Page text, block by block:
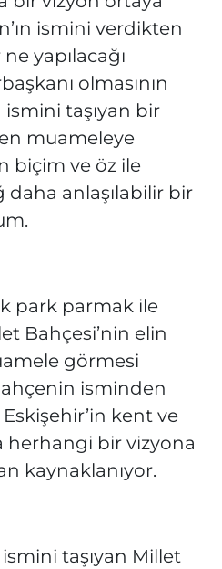
ismini verdikten
yapılacağı
olmasının
ismini taşıyan bir
muameleye
biçim ve öz ile
daha anlaşılabilir bir
park parmak ile
Bahçesi’nin elin
görmesi
isminden
kent ve
bir vizyona
kaynaklanıyor.
ismini taşıyan Millet